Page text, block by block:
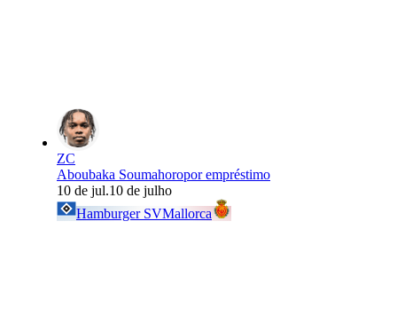
ZC
Aboubaka Soumahoropor empréstimo
10 de jul.10 de julho
Hamburger SVMallorca